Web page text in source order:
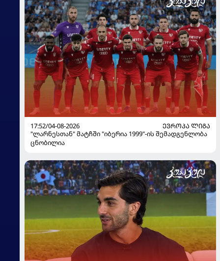
17:52/04-08-2026
ᲔᲕᲠᲝᲞᲐ ᲚᲘᲒᲐ
"ლარნესთან" მატჩში "იბერია 1999"-ის შემადგენლობა
ცნობილია